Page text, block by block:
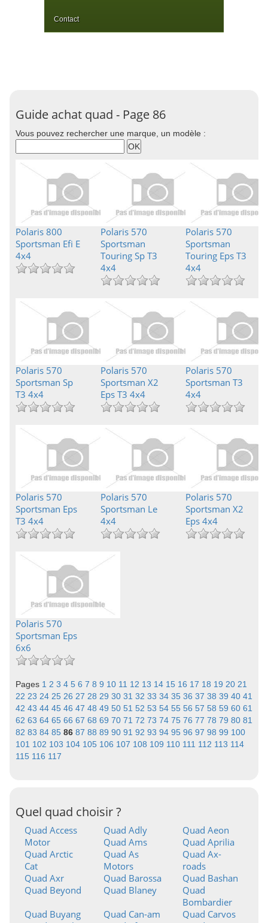
Contact
Guide achat quad - Page 86
Vous pouvez rechercher une marque, un modèle :
Polaris 800
Sportsman Efi E
4x4
Polaris 570
Sportsman
Touring Sp T3
4x4
Polaris 570
Sportsman
Touring Eps T3
4x4
Polaris 570
Sportsman Sp
T3 4x4
Polaris 570
Sportsman X2
Eps T3 4x4
Polaris 570
Sportsman T3
4x4
Polaris 570
Sportsman Eps
T3 4x4
Polaris 570
Sportsman Le
4x4
Polaris 570
Sportsman X2
Eps 4x4
Polaris 570
Sportsman Eps
6x6
Pages 1 2 3 4 5 6 7 8 9 10 11 12 13 14 15 16 17 18 19 20 21
22 23 24 25 26 27 28 29 30 31 32 33 34 35 36 37 38 39 40 41
42 43 44 45 46 47 48 49 50 51 52 53 54 55 56 57 58 59 60 61
62 63 64 65 66 67 68 69 70 71 72 73 74 75 76 77 78 79 80 81
82 83 84 85 86 87 88 89 90 91 92 93 94 95 96 97 98 99 100
101 102 103 104 105 106 107 108 109 110 111 112 113 114
115 116 117
Quel quad choisir ?
Quad Access
Motor
Quad Adly
Quad Aeon
Quad Ams
Quad Aprilia
Quad Arctic
Cat
Quad As
Motors
Quad Ax-
roads
Quad Axr
Quad Barossa
Quad Bashan
Quad Beyond
Quad Blaney
Quad
Bombardier
Quad Buyang
Quad Can-am
Quad Carvos